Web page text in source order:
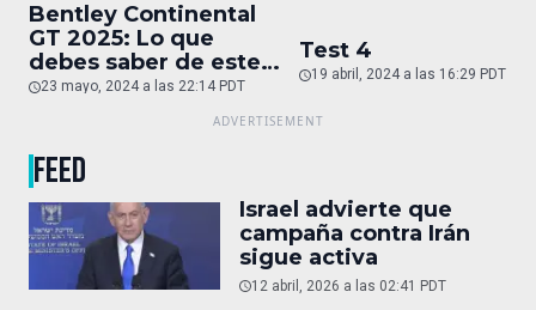
Bentley Continental
GT 2025: Lo que
debes saber de este
auto de superlujo
23 mayo, 2024 a las 22:14 PDT
Test 4
19 abril, 2024 a las 16:29 PDT
FEED
Israel advierte que
campaña contra Irán
sigue activa
12 abril, 2026 a las 02:41 PDT